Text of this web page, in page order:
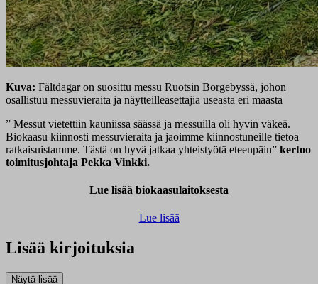
Kuva: Fältdagar on suosittu messu Ruotsin Borgebyssä, johon
osallistuu messuvieraita ja näytteilleasettajia useasta eri maasta
” Messut vietettiin kauniissa säässä ja messuilla oli hyvin väkeä.
Biokaasu kiinnosti messuvieraita ja jaoimme kiinnostuneille tietoa
ratkaisuistamme. Tästä on hyvä jatkaa yhteistyötä eteenpäin” kertoo
toimitusjohtaja Pekka Vinkki.
Lue lisää biokaasulaitoksesta
Lue lisää
Lisää kirjoituksia